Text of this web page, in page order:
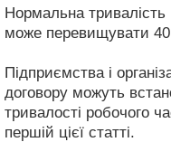
Нормальна тривалість
може перевищувати
Підприємства і
договору можуть
тривалості робочого
першій цієї статті.